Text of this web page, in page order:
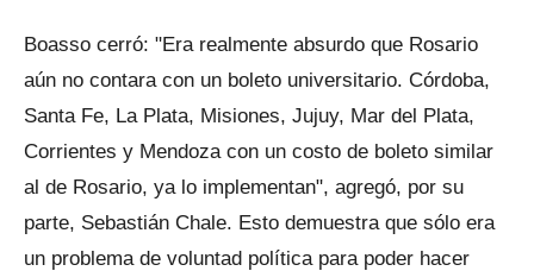
Boasso cerró: "Era realmente absurdo que Rosario
aún no contara con un boleto universitario. Córdoba,
Santa Fe, La Plata, Misiones, Jujuy, Mar del Plata,
Corrientes y Mendoza con un costo de boleto similar
al de Rosario, ya lo implementan", agregó, por su
parte, Sebastián Chale. Esto demuestra que sólo era
un problema de voluntad política para poder hacer